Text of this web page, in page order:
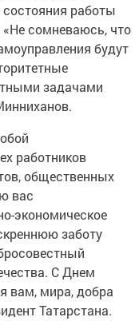
работы
сомневаюсь, что
будут
задачами
работников
общественных
вас
экономическое
заботу
С Днем
вам, мира, добра
Татарстана.